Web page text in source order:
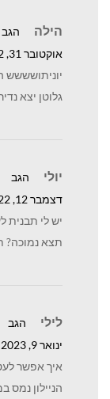
הילה
הגב
אוקטובר 31, 2022 בשעה 7:29 am
יוניתושששש
גלוטן יצא
יולי
הגב
דצמבר 12, 2022 בשעה 8:22 pm
תצא נמוכה?
לילי
הגב
ינואר 9, 2023 בשעה 8:50 am
איך אפשר
הניילון